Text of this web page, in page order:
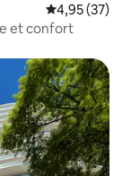
Évaluation
4,95 (37)
et confort